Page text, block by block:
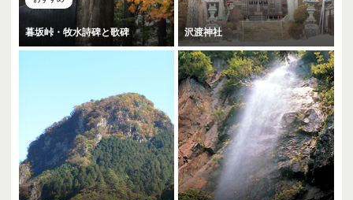
暮坂峠・牧水詩碑と歌碑 沢渡神社